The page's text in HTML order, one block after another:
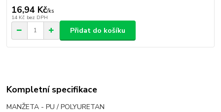
16,94 Kč/ks
14 Kč bez DPH
Přidat do košíku
Kompletní specifikace
MANŽETA - PU / POLYURETAN